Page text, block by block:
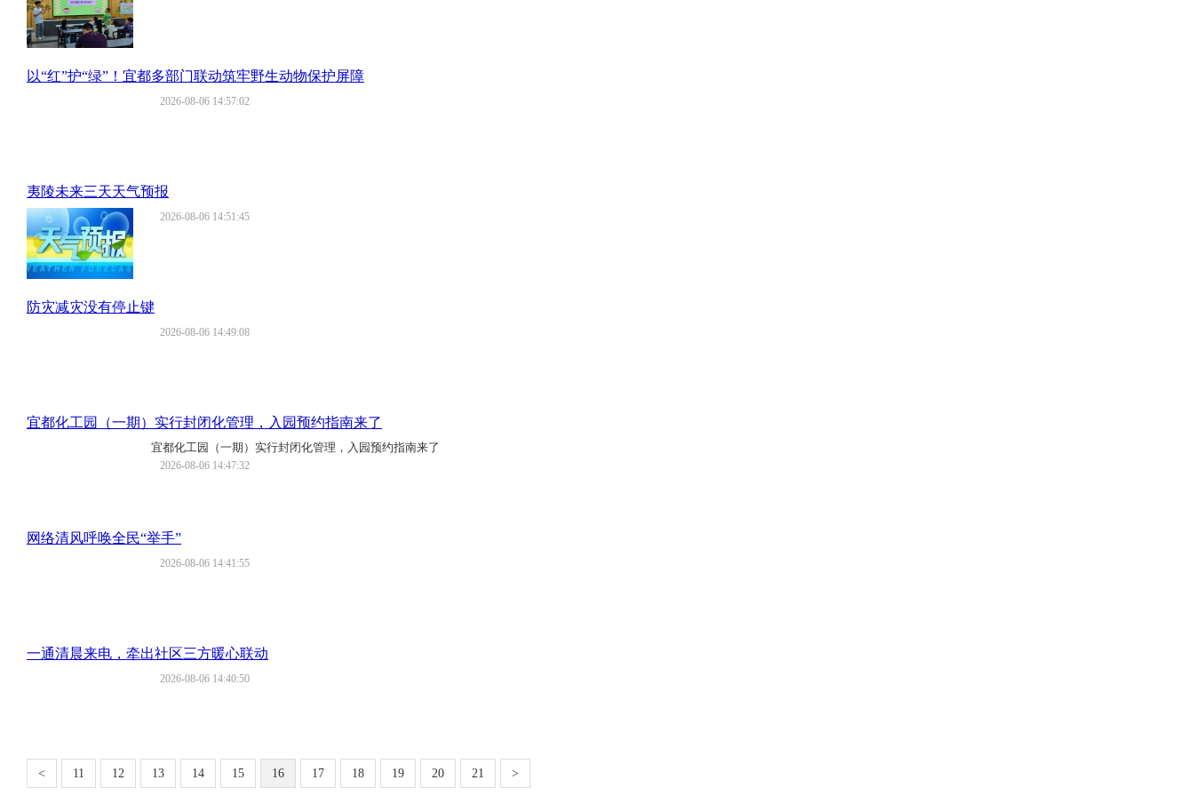
以“红”护“绿”！宜都多部门联动筑牢野生动物保护屏障
2026-08-06 14:57:02
夷陵未来三天天气预报
2026-08-06 14:51:45
防灾减灾没有停止键
2026-08-06 14:49:08
宜都化工园（一期）实行封闭化管理，入园预约指南来了
宜都化工园（一期）实行封闭化管理，入园预约指南来了
2026-08-06 14:47:32
网络清风呼唤全民“举手”
2026-08-06 14:41:55
一通清晨来电，牵出社区三方暖心联动
2026-08-06 14:40:50
< 11 12 13 14 15 16 17 18 19 20 21 >